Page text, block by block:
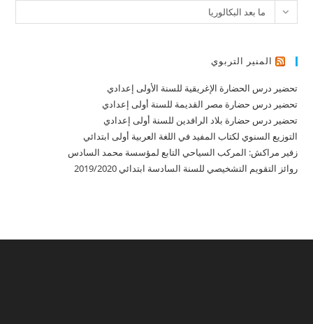
تصنيفات ما بعد البكالوريا
المنير التربوي
تحضير درس الحضارة الإغريقية للسنة الأولى إعدادي
تحضير درس حضارة مصر القديمة للسنة أولى إعدادي
تحضير درس حضارة بلاد الرافدين للسنة أولى إعدادي
التوزيع السنوي لكتاب المفيد في اللغة العربية أولى ابتدائي
زفير مراكش: المركب السياحي التابع لمؤسسة محمد السادس
روائز التقويم التشخيصي للسنة السادسة ابتدائي 2019/2020